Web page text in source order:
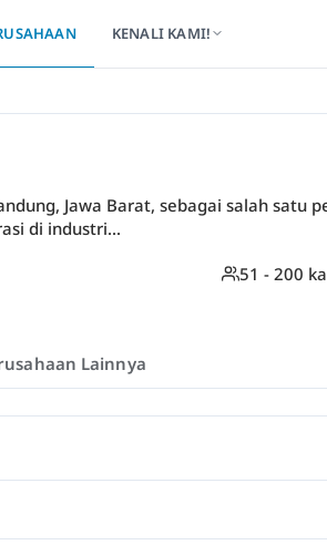
KENALI KAMI!
Jawa Barat, sebagai salah satu
di industri...
51 - 200
Lainnya